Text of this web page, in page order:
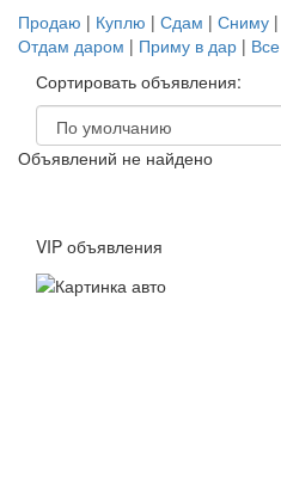
Продаю | Куплю | Сдам | Сниму |
Отдам даром | Приму в дар | Все
Сортировать объявления:
Объявлений не найдено
VIP объявления